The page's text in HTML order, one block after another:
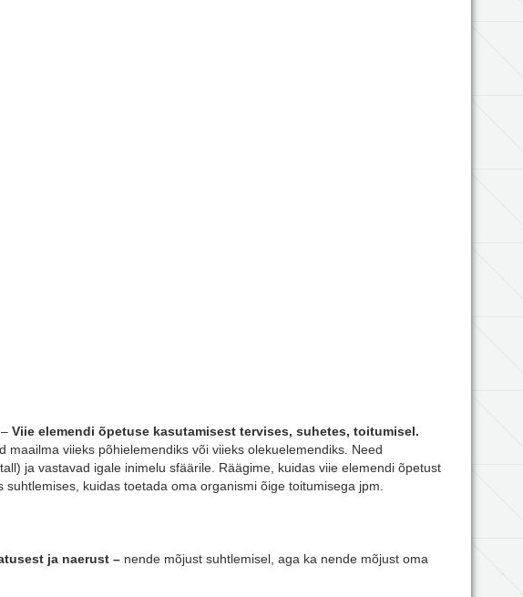
–Viie elemendi õpetuse kasutamisest tervises, suhetes, toitumisel.
maailma viieks põhielemendiks või viieks olekuelemendiks. Need
ja vastavad igale inimelu sfäärile. Räägime, kuidas viie elemendi õpetust
kuidas toetada oma organismi õige toitumisega jpm.
ja naerust – nende mõjust suhtlemisel, aga ka nende mõjust oma